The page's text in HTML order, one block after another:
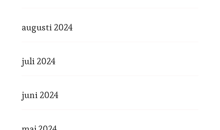
augusti 2024
juli 2024
juni 2024